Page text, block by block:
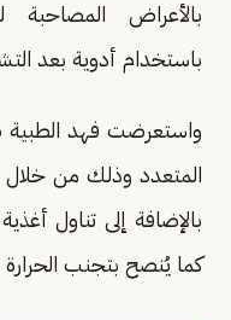
بالأعراض
باستخدام أدوية بعد
واستعرضت فهد الطبية
المتعدد وذلك من خلال
بالإضافة إلى تناول
كما يُنصح بتجنب الحرارة